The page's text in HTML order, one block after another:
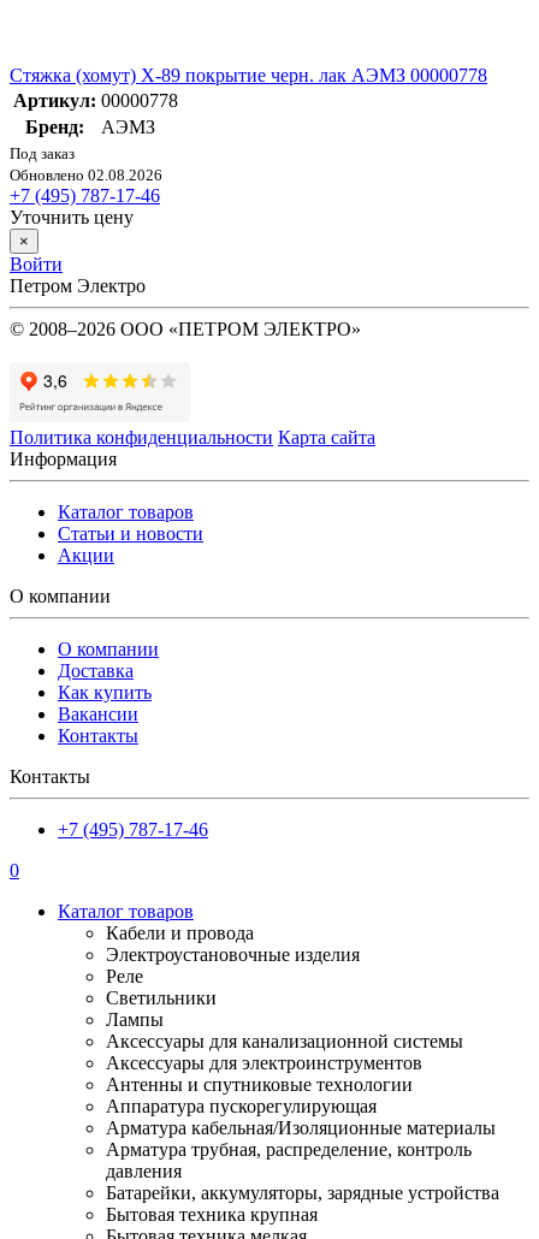
Стяжка (хомут) Х-89 покрытие черн. лак АЭМЗ 00000778
Артикул: 00000778
Бренд:
АЭМЗ
Под заказ
Обновлено 02.08.2026
+7 (495) 787-17-46
Уточнить цену
×
Войти
Петром Электро
© 2008–2026 ООО «ПЕТРОМ ЭЛЕКТРО»
Политика конфиденциальности Карта сайта
Информация
Каталог товаров
Статьи и новости
Акции
О компании
О компании
Доставка
Как купить
Вакансии
Контакты
Контакты
+7 (495) 787-17-46
0
Каталог товаров
Кабели и провода
Электроустановочные изделия
Реле
Светильники
Лампы
Аксессуары для канализационной системы
Аксессуары для электроинструментов
Антенны и спутниковые технологии
Аппаратура пускорегулирующая
Арматура кабельная/Изоляционные материалы
Арматура трубная, распределение, контроль
давления
Батарейки, аккумуляторы, зарядные устройства
Бытовая техника крупная